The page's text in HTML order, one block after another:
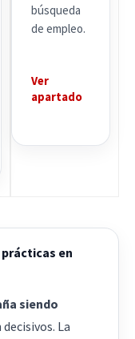
búsqueda
de empleo.
Ver
apartado
en
siendo
La